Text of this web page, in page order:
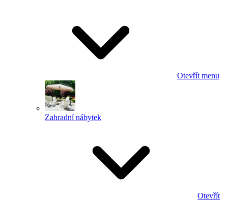
Otevřít menu
Zahradní nábytek
Otevřít